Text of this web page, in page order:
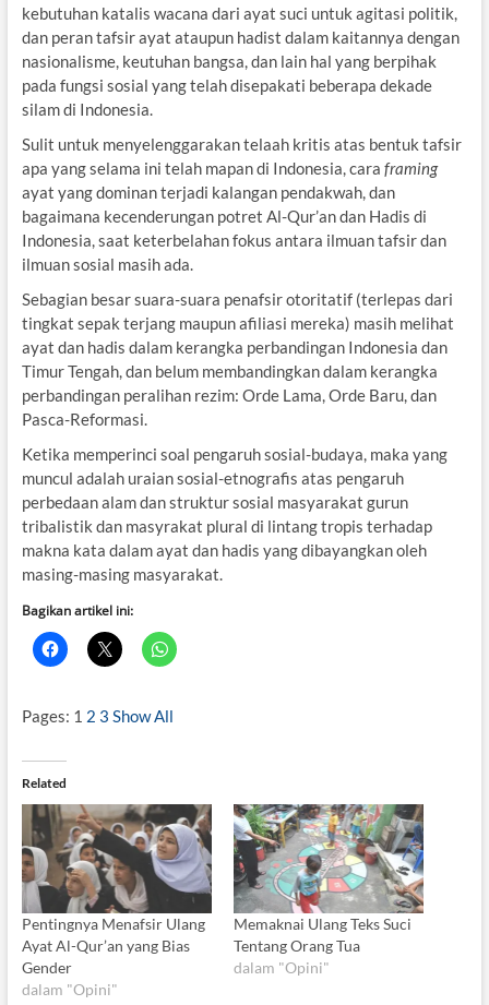
kebutuhan katalis wacana dari ayat suci untuk agitasi politik,
dan peran tafsir ayat ataupun hadist dalam kaitannya dengan
nasionalisme, keutuhan bangsa, dan lain hal yang berpihak
pada fungsi sosial yang telah disepakati beberapa dekade
silam di Indonesia.
Sulit untuk menyelenggarakan telaah kritis atas bentuk tafsir
apa yang selama ini telah mapan di Indonesia, cara framing
ayat yang dominan terjadi kalangan pendakwah, dan
bagaimana kecenderungan potret Al-Qur’an dan Hadis di
Indonesia, saat keterbelahan fokus antara ilmuan tafsir dan
ilmuan sosial masih ada.
Sebagian besar suara-suara penafsir otoritatif (terlepas dari
tingkat sepak terjang maupun afiliasi mereka) masih melihat
ayat dan hadis dalam kerangka perbandingan Indonesia dan
Timur Tengah, dan belum membandingkan dalam kerangka
perbandingan peralihan rezim: Orde Lama, Orde Baru, dan
Pasca-Reformasi.
Ketika memperinci soal pengaruh sosial-budaya, maka yang
muncul adalah uraian sosial-etnografis atas pengaruh
perbedaan alam dan struktur sosial masyarakat gurun
tribalistik dan masyrakat plural di lintang tropis terhadap
makna kata dalam ayat dan hadis yang dibayangkan oleh
masing-masing masyarakat.
Bagikan artikel ini:
Pages: 1 2 3 Show All
Related
Pentingnya Menafsir Ulang
Ayat Al-Qur’an yang Bias
Gender
dalam "Opini"
Memaknai Ulang Teks Suci
Tentang Orang Tua
dalam "Opini"